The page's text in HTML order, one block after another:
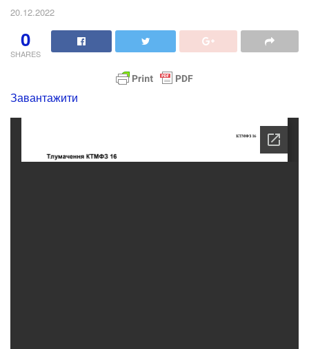
20.12.2022
0
SHARES
Завантажити